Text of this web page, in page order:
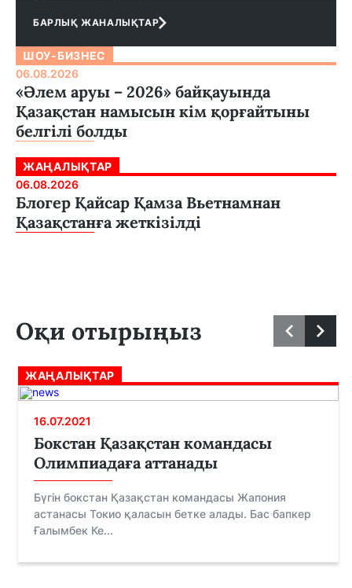
БАРЛЫҚ ЖАНАЛЫҚТАР
ШОУ-БИЗНЕС
06.08.2026
«Әлем аруы – 2026» байқауында
Қазақстан намысын кім қорғайтыны
белгілі болды
ЖАҢАЛЫҚТАР
06.08.2026
Блогер Қайсар Қамза Вьетнамнан
Қазақстанға жеткізілді
Оқи отырыңыз
ЖАҢАЛЫҚТАР
16.07.2021
Бокстан Қазақстан командасы
Олимпиадаға аттанады
Бүгін бокстан Қазақстан командасы Жапония
астанасы Токио қаласын бетке алады. Бас бапкер
Ғалымбек Ке...